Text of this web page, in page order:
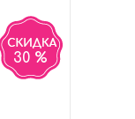
30 %